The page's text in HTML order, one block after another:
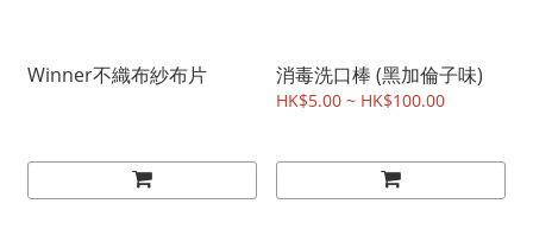
Winner不織布紗布片 消毒洗口棒 (黑加倫子味)
HK$5.00 ~ HK$100.00